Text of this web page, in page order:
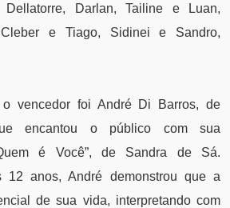
Dellatorre, Darlan, Tailine e Luan,
e Tiago, Sidinei e Sandro,
o vencedor foi André Di Barros, de
encantou o público com sua
é Você”, de Sandra de Sá.
12 anos, André demonstrou que a
de sua vida, interpretando com